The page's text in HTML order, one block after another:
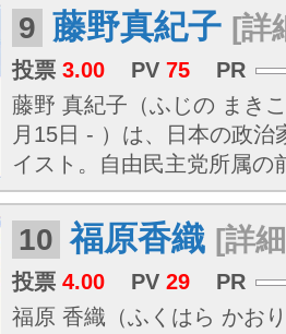
9 藤野真紀子 [詳
投票 3.00 PV 75
PR
藤野 真紀子（ふじの まき
月15日 - ）は、日本の政
イスト。自由民主党所属の
10 福原香織 [詳
投票 4.00 PV 29
PR
福原 香織（ふくはら かお